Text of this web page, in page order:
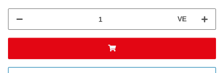
VE